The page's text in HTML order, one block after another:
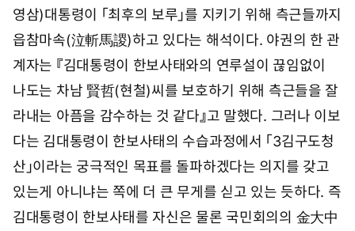
영삼)대통령이 「최후의 보루」를 지키기 위해 측근들까지
읍참마속(泣斬馬謖)하고 있다는 해석이다. 야권의 한 관
계자는 『김대통령이 한보사태와의 연루설이 끊임없이
나도는 차남 賢哲(현철)씨를 보호하기 위해 측근들을 잘
라내는 아픔을 감수하는 것 같다』고 말했다. 그러나 이보
다는 김대통령이 한보사태의 수습과정에서 「3김구도청
산」이라는 궁극적인 목표를 돌파하겠다는 의지를 갖고
있는게 아니냐는 쪽에 더 큰 무게를 싣고 있는 듯하다. 즉
김대통령이 한보사태를 자신은 물론 국민회의의 金大中